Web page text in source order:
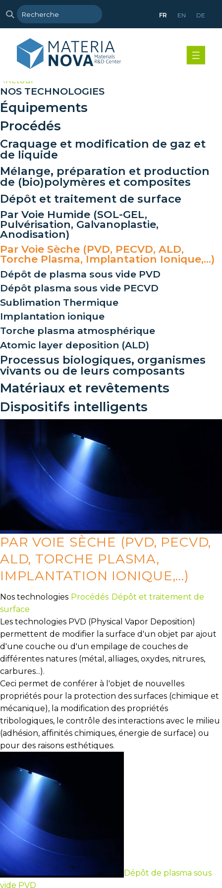
FR EN DE
Retour
NOS TECHNOLOGIES
Équipements
Procédés
Craquage et modification de gaz et
de liquide
Mélange, préparation et production
de (bio)polymères et composites
Dépôt et traitement de surface
Par Voie Humide (SOL-GEL,
Pulvérisation, Galvanoplastie,
Anodisation)
Par Voie Sèche (PVD, PECVD, ALD,
Torche Plasma, Implantation Ionique,…)
Dépôt de plasma sous vide PVD
Dépôt plasma sous vide PECVD
Sublimation Thermique
Implantation ionique
Torche plasma atmosphérique
Atomic layer deposition (ALD)
Processus biologiques, organismes
vivants ou de leurs composants
Matériaux et revêtements
Dispositifs intelligents
PAR VOIE SÈCHE (PVD, PECVD,
ALD, TORCHE PLASMA,
IMPLANTATION IONIQUE,…)
Nos technologies Procédés Dépôt et traitement de
surface
Les technologies PVD (Physical Vapor Deposition)
permettent de modifier la surface d'un objet par ajout
d'une couche ou d'un empilage de couches de
différentes natures (métal, alliages, oxydes, nitrures,
carbures...).
Ceci permet de conférer à l'objet de nouvelles
propriétés pour la protection des surfaces (chimique et
mécanique), la modification des propriétés
tribologiques, le contrôle des interactions avec le milieu
(adhésion, affinités chimiques, énergie de surface) ou
pour des raisons esthétiques.
Dépôt de plasma sous
vide PVD